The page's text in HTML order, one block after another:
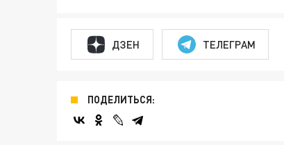
ДЗЕН ТЕЛЕГРАМ
ПОДЕЛИТЬСЯ: